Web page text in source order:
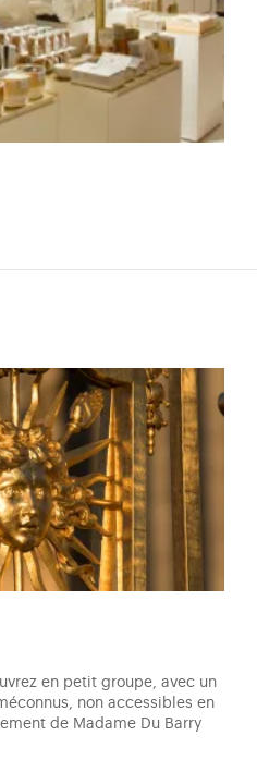
en petit groupe, avec un
non accessibles en
de Madame Du Barry